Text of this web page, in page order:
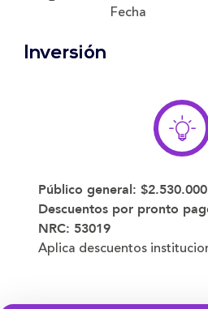
Fecha
Inversión
Público general: $2.530.000
Descuentos por pronto
NRC: 53019
Aplica descuentos